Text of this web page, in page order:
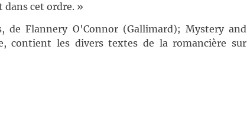
dans cet ordre. »
de Flannery O'Connor (Gallimard); Mystery and
contient les divers textes de la romancière sur